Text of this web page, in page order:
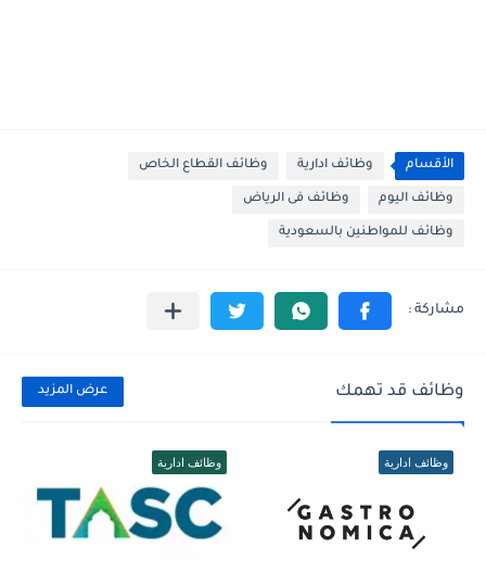
الأقسام وظائف ادارية وظائف القطاع الخاص
وظائف اليوم وظائف فى الرياض
وظائف للمواطنين بالسعودية
وظائف قد تهمك عرض المزيد
وظائف ادارية وظائف ادارية